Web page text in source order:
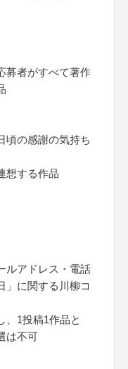
募者がすべて著作
頃の感謝の気持ち
想する作品
ルアドレス・電話
」に関する川柳コ
1投稿1作品と
は不可